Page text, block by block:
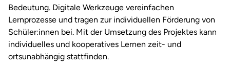
Bedeutung. Digitale Werkzeuge vereinfachen
Lernprozesse und tragen zur individuellen Förderung von
Schüler:innen bei. Mit der Umsetzung des Projektes kann
individuelles und kooperatives Lernen zeit- und
ortsunabhängig stattfinden.